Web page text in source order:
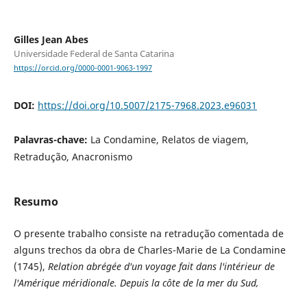
Gilles Jean Abes
Universidade Federal de Santa Catarina
https://orcid.org/0000-0001-9063-1997
DOI: https://doi.org/10.5007/2175-7968.2023.e96031
Palavras-chave: La Condamine, Relatos de viagem,
Retradução, Anacronismo
Resumo
O presente trabalho consiste na retradução comentada de
alguns trechos da obra de Charles-Marie de La Condamine
(1745), Relation abrégée d'un voyage fait dans l'intérieur de
l'Amérique méridionale. Depuis la côte de la mer du Sud,